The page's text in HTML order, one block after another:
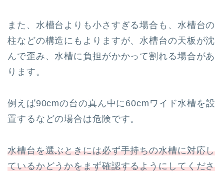
また、水槽台よりも小さすぎる場合も、水槽台の
柱などの構造にもよりますが、水槽台の天板が沈
んで歪み、水槽に負担がかかって割れる場合があ
ります。
例えば90cmの台の真ん中に60cmワイド水槽を設
置するなどの場合は危険です。
水槽台を選ぶときには必ず手持ちの水槽に対応し
ているかどうかをまず確認するようにしてくださ